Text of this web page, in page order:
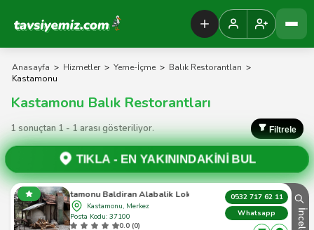
Tavsiyemiz Anasayfa
Anasayfa > Hizmetler > Yeme-İçme > Balık Restorantları >
Kastamonu
Kastamonu Balık Restorantları
1 sonuçtan 1 - 1 arası gösteriliyor. Filtrele
TIKLA -EN YAKININDAKİNİ BUL
Kastamonu Baldiran Alabalik Lokantasi
Kastamonu, Merkez
Posta Kodu: 37100
0.0 (0)
0532 717 62 11
Whatsapp
İncele